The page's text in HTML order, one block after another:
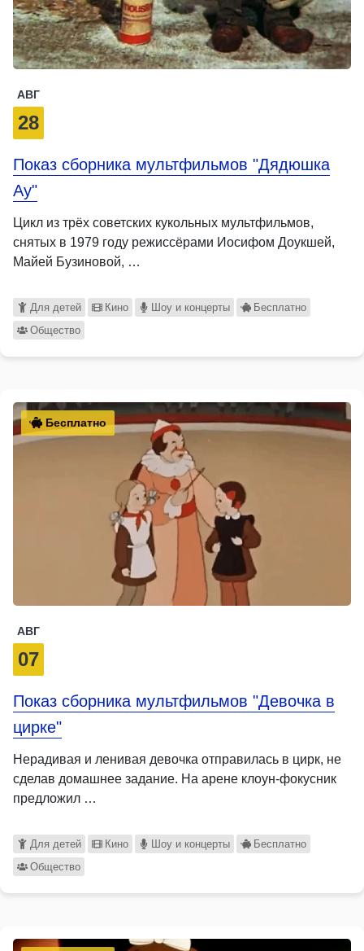
АВГ
28
Показ сборника мультфильмов "Дядюшка
Ау"
Цикл из трёх советских кукольных мультфильмов,
снятых в 1979 году режиссёрами Иосифом Доукшей,
Майей Бузиновой, …
Для детей Кино Шоу и концерты
Бесплатно
Общество
Бесплатно
АВГ
07
Показ сборника мультфильмов "Девочка в
цирке"
Нерадивая и ленивая девочка отправилась в цирк, не
сделав домашнее задание. На арене клоун-фокусник
предложил …
Для детей Кино Шоу и концерты
Бесплатно
Общество